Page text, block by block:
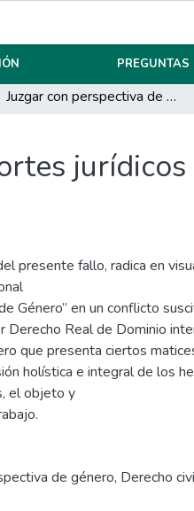
PREGUNTAS
Juzgar con perspectiva de género: aportes jurídicos a la relación entre género y cambio social
presente fallo, radica en
Género” en un conflicto
Derecho Real de Dominio
que presenta ciertos
holística e integral de los
el objeto y
de género, Derecho